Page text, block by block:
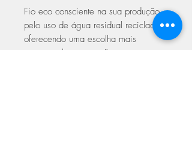
Fio eco consciente na sua produção,
pelo uso de água residual reciclada,
oferecendo uma escolha mais
sustentável para artesãos